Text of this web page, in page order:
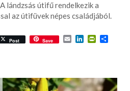
06-
08
lándzsás útifű rendelkezik a
az útifüvek népes családjából.
Post Save EmailLinkedIn